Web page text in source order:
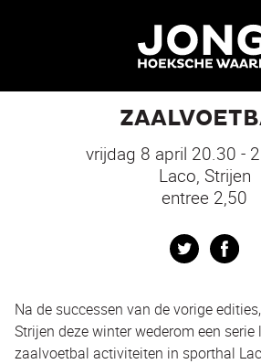
vrijdag 8 april 20.30 -
Laco, Strijen
entree 2,50
Twitter
Na de successen van de vorige
Strijen deze winter wederom een serie
zaalvoetbal activiteiten in sporthal